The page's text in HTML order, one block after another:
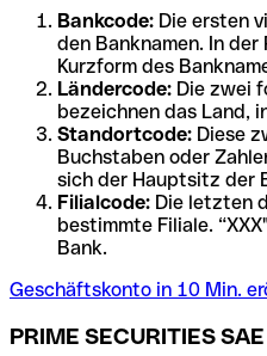
Bankcode: Die ersten
den Banknamen. In
Kurzform des
Ländercode: Die zwei
bezeichnen das Land,
Standortcode: Diese
Buchstaben oder
sich der Hauptsitz der
Filialcode: Die letzten
bestimmte Filiale.
Bank.
Geschäftskonto in 10 Min.
PRIME SECURITIES